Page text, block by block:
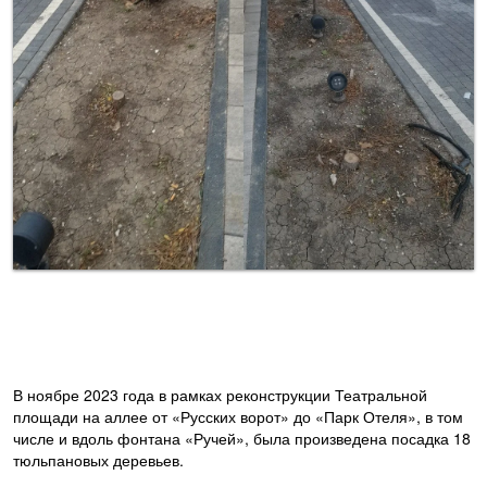
В ноябре 2023 года в рамках реконструкции Театральной
площади на аллее от «Русских ворот» до «Парк Отеля», в том
числе и вдоль фонтана «Ручей», была произведена посадка 18
тюльпановых деревьев.